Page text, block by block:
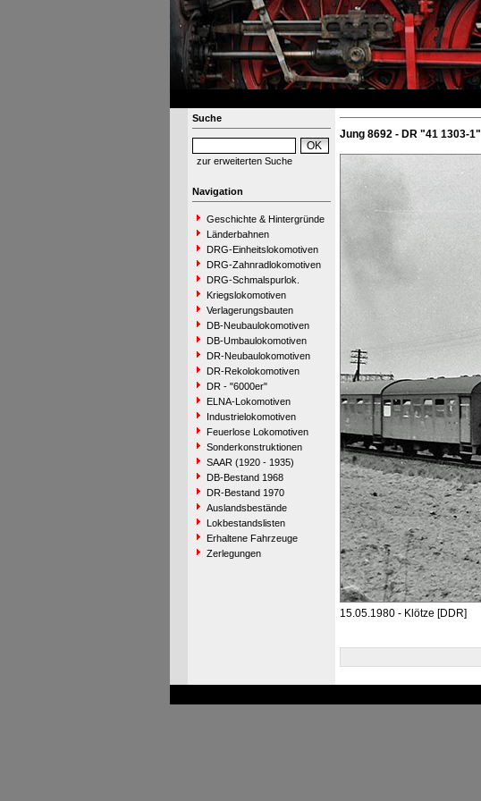
Suche
zur erweiterten Suche
Navigation
Geschichte & Hintergründe
Länderbahnen
DRG-Einheitslokomotiven
DRG-Zahnradlokomotiven
DRG-Schmalspurlok.
Kriegslokomotiven
Verlagerungsbauten
DB-Neubaulokomotiven
DB-Umbaulokomotiven
DR-Neubaulokomotiven
DR-Rekolokomotiven
DR - "6000er"
ELNA-Lokomotiven
Industrielokomotiven
Feuerlose Lokomotiven
Sonderkonstruktionen
SAAR (1920 - 1935)
DB-Bestand 1968
DR-Bestand 1970
Auslandsbestände
Lokbestandslisten
Erhaltene Fahrzeuge
Zerlegungen
Jung 8692 - DR "41 1303-1"
15.05.1980 - Klötze [DDR]